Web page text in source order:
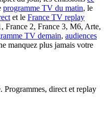
programme TV du matin, le
et le France TV replay
France 2, France 3, M6, Arte,
TV demain, audiences
manquez plus jamais votre
Programmes, direct et replay